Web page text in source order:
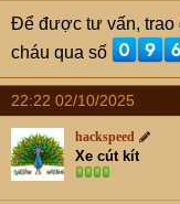
Để được tư vấn, trao
cháu qua số
22:22 02/10/2025
hackspeed
Xe cút kít